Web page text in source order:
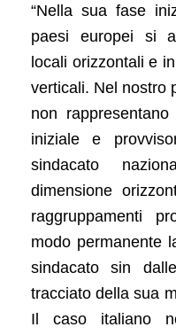
“Nella sua fase
paesi europei si
locali orizzontali e
verticali. Nel nostro
non rappresentano
iniziale e
sindacato
dimensione
raggruppamenti
modo permanente
sindacato sin
tracciato della sua
Il caso italiano